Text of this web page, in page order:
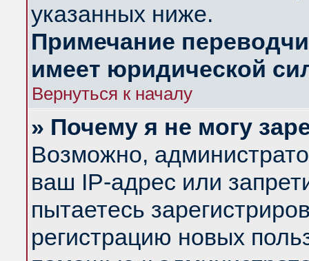
указанных ниже.
Примечание
имеет юридической
Вернуться к началу
» Почему я не могу
Возможно,
ваш IP-адрес или
пытаетесь
регистрацию новых